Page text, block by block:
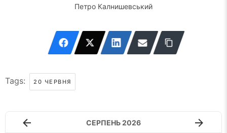
Петро Калнишевський
Tags: 20 ЧЕРВНЯ
СЕРПЕНЬ 2026